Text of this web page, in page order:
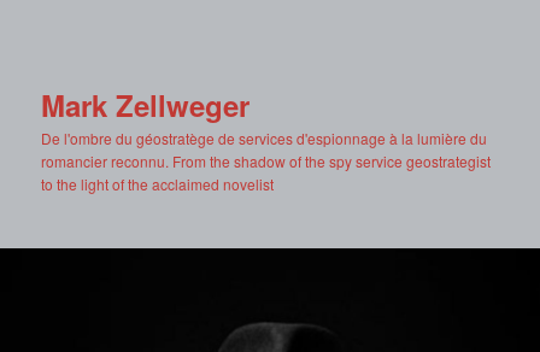
Mark Zellweger
De l'ombre du géostratège de services d'espionnage à la lumière du
romancier reconnu. From the shadow of the spy service geostrategist
to the light of the acclaimed novelist